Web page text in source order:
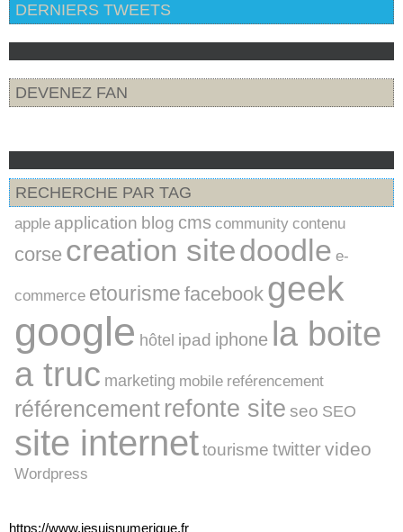
DERNIERS TWEETS
DEVENEZ FAN
RECHERCHE PAR TAG
apple application blog cms community contenu
corse creation sitedoodle e-
commerce etourisme facebook geek
google hôtel ipad iphone
la boite
a truc marketing mobile reférencement
référencement refonte site seo SEO
site internettourisme twittervideo
Wordpress
https://www.jesuisnumerique.fr